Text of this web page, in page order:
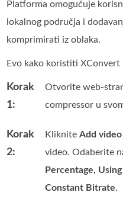
Platforma omogućuje
lokalnog područja i
komprimirati iz oblaka.
Evo kako koristiti
Korak
1:
Otvorite web-
compressor u
Korak
2:
KlikniteAdd
video. Odaberite
Percentage,
Constant Bitrate.